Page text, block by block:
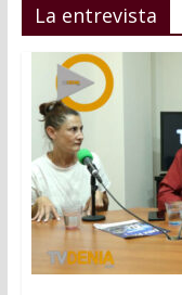
La entrevista